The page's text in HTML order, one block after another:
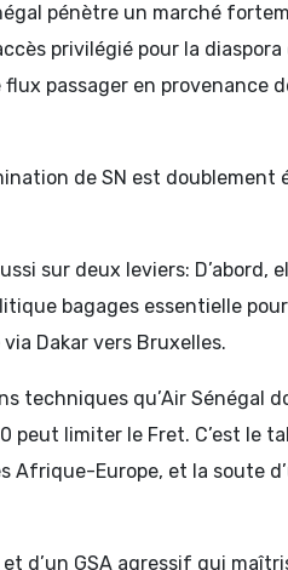
pénètre un marché
privilégié pour la
flux passager en provenance
de SN est
sur deux leviers: D’abord,
bagages essentielle
Dakar vers Bruxelles.
techniques qu’Air Sénégal
peut limiter le Fret. C’est le
Afrique-Europe, et la soute
d’un GSA agressif qui